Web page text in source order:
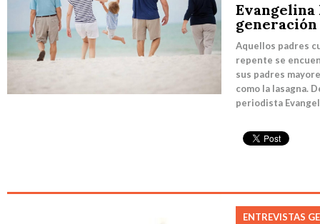
Evangelina
generación
Aquellos padres
repente se
sus padres
como la lasagna.
periodista
ENTREVISTAS